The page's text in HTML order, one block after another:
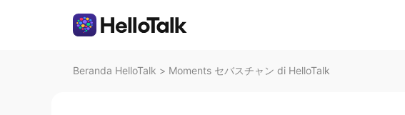
Beranda HelloTalk > Moments セバスチャン di HelloTalk